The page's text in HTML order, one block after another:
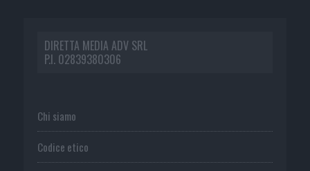
DIRETTA MEDIA ADV SRL
P.I. 02839380306
Chi siamo
Codice etico